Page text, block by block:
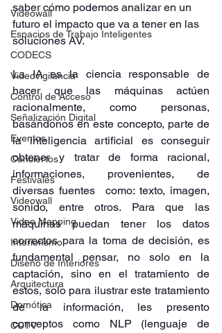
Videowall
Espacios de Trabajo Inteligentes
CODECS
Videovigilancia
Control de Acceso
Señalización Digital
Eventos
Conciertos
Festivales
Videowall
Video Mapping
Interiorismo
Diseño de Interiores
Arquitectura
Domótica
CCTV
saber cómo podemos analizar en un
futuro el impacto que va a tener en las
soluciones AV.
La IA es la ciencia responsable de
hacer que las máquinas actúen
racionalmente, como personas,
basándonos en este concepto, parte de
la inteligencia artificial es conseguir
obtener y tratar de forma racional,
informaciones, provenientes, de
diversas fuentes  como: texto, imagen,
sonido, entre otros. Para que las
máquinas puedan tener los datos
correctos para la toma de decisión, es
fundamental pensar, no solo en la
captación, sino en el tratamiento de
estos, solo para ilustrar este tratamiento
de la información, les presento
conceptos como NLP (lenguaje de